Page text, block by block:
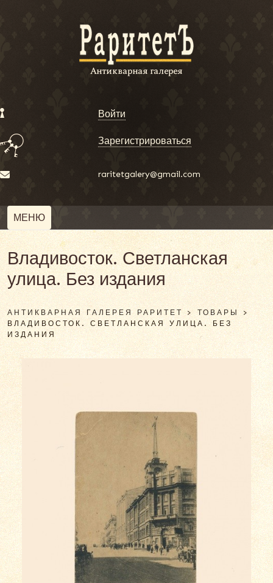
Войти
Зарегистрироваться
raritetgalery@gmail.com
МЕНЮ
Владивосток. Светланская
улица. Без издания
АНТИКВАРНАЯ ГАЛЕРЕЯ РАРИТЕТ > ТОВАРЫ >
ВЛАДИВОСТОК. СВЕТЛАНСКАЯ УЛИЦА. БЕЗ
ИЗДАНИЯ